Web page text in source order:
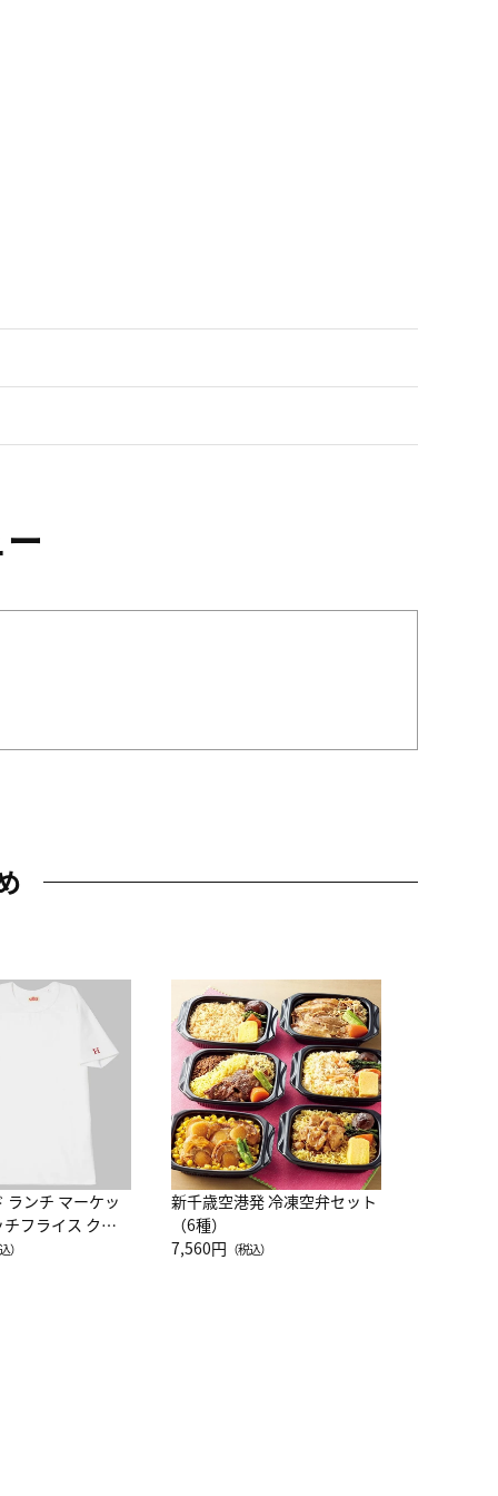
ランチ マーケッ
チフライス クル
半袖Ｔシャツ
）
新千歳空港発 冷凍空弁セット
（6種）
7,560円 （税込）